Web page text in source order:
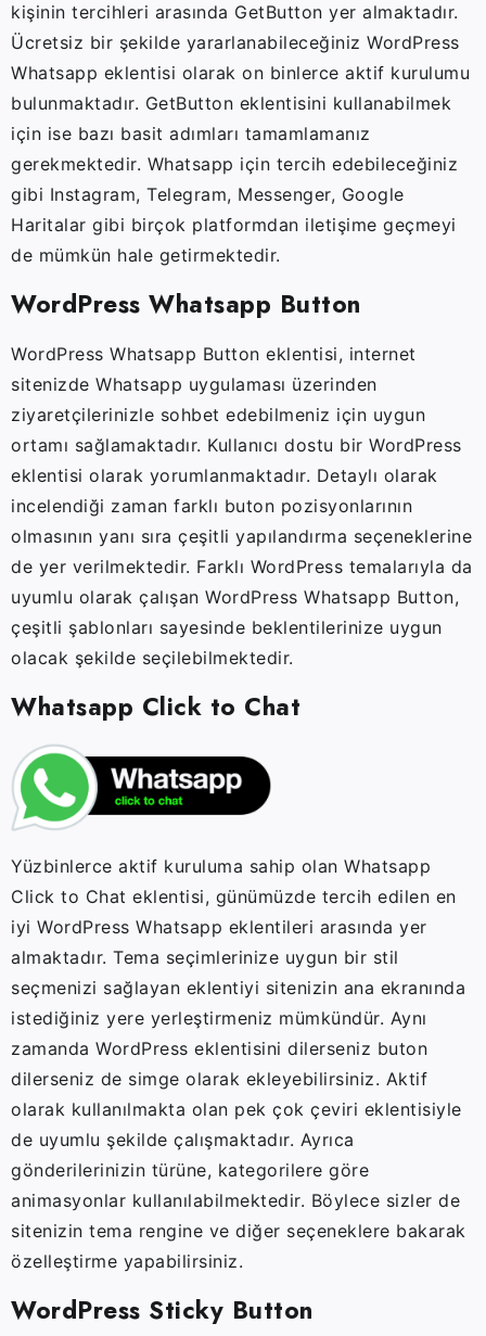
kişinin tercihleri arasında GetButton yer almaktadır.
Ücretsiz bir şekilde yararlanabileceğiniz WordPress
Whatsapp eklentisi olarak on binlerce aktif kurulumu
bulunmaktadır. GetButton eklentisini kullanabilmek
için ise bazı basit adımları tamamlamanız
gerekmektedir. Whatsapp için tercih edebileceğiniz
gibi Instagram, Telegram, Messenger, Google
Haritalar gibi birçok platformdan iletişime geçmeyi
de mümkün hale getirmektedir.
WordPress Whatsapp Button
WordPress Whatsapp Button eklentisi, internet
sitenizde Whatsapp uygulaması üzerinden
ziyaretçilerinizle sohbet edebilmeniz için uygun
ortamı sağlamaktadır. Kullanıcı dostu bir WordPress
eklentisi olarak yorumlanmaktadır. Detaylı olarak
incelendiği zaman farklı buton pozisyonlarının
olmasının yanı sıra çeşitli yapılandırma seçeneklerine
de yer verilmektedir. Farklı WordPress temalarıyla da
uyumlu olarak çalışan WordPress Whatsapp Button,
çeşitli şablonları sayesinde beklentilerinize uygun
olacak şekilde seçilebilmektedir.
Whatsapp Click to Chat
Yüzbinlerce aktif kuruluma sahip olan Whatsapp
Click to Chat eklentisi, günümüzde tercih edilen en
iyi WordPress Whatsapp eklentileri arasında yer
almaktadır. Tema seçimlerinize uygun bir stil
seçmenizi sağlayan eklentiyi sitenizin ana ekranında
istediğiniz yere yerleştirmeniz mümkündür. Aynı
zamanda WordPress eklentisini dilerseniz buton
dilerseniz de simge olarak ekleyebilirsiniz. Aktif
olarak kullanılmakta olan pek çok çeviri eklentisiyle
de uyumlu şekilde çalışmaktadır. Ayrıca
gönderilerinizin türüne, kategorilere göre
animasyonlar kullanılabilmektedir. Böylece sizler de
sitenizin tema rengine ve diğer seçeneklere bakarak
özelleştirme yapabilirsiniz.
WordPress Sticky Button